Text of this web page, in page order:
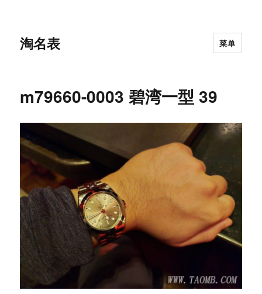
淘名表 菜单
m79660-0003 碧湾一型 39